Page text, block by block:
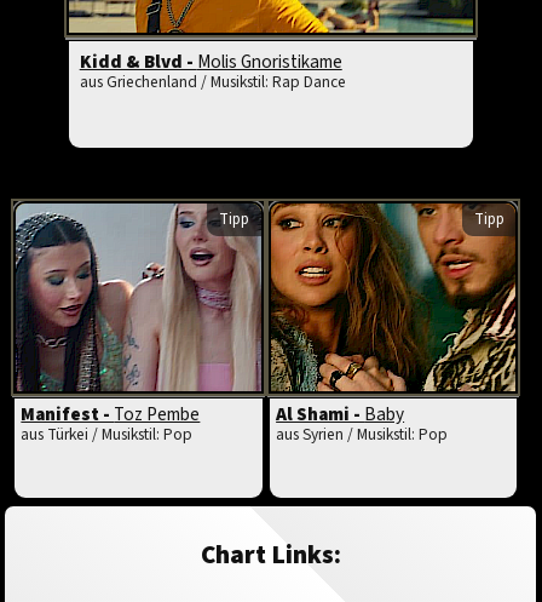
Kidd & Blvd - Molis Gnoristikame
aus Griechenland / Musikstil: Rap Dance
Tipp
Manifest -Toz Pembe
aus Türkei / Musikstil: Pop
Tipp
Al Shami -Baby
aus Syrien / Musikstil: Pop
Chart Links: